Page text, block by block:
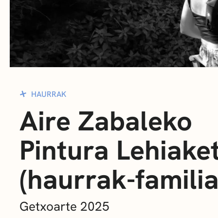
HAURRAK
Aire Zabaleko
Pintura
(haurrak-
Getxoarte 2025